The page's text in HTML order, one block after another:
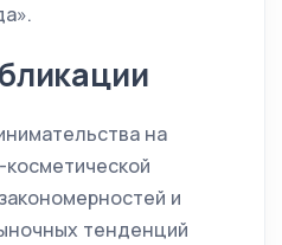
на
и
тенденций